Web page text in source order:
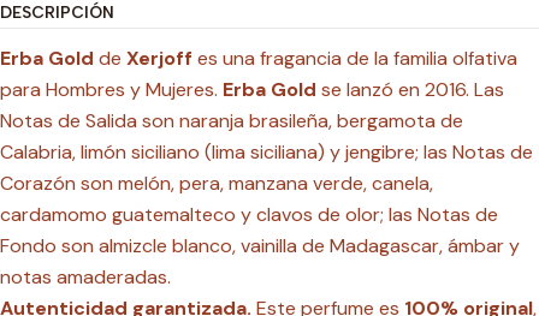
DESCRIPCIÓN
Erba Gold de Xerjoff es una fragancia de la familia olfativa
para Hombres y Mujeres. Erba Gold se lanzó en 2016. Las
Notas de Salida son naranja brasileña, bergamota de
Calabria, limón siciliano (lima siciliana) y jengibre; las Notas de
Corazón son melón, pera, manzana verde, canela,
cardamomo guatemalteco y clavos de olor; las Notas de
Fondo son almizcle blanco, vainilla de Madagascar, ámbar y
notas amaderadas.
Autenticidad garantizada. Este perfume es 100% original,